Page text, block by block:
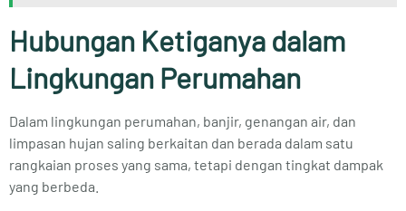
Hubungan Ketiganya dalam
Lingkungan Perumahan
Dalam lingkungan perumahan, banjir, genangan air, dan
limpasan hujan saling berkaitan dan berada dalam satu
rangkaian proses yang sama, tetapi dengan tingkat dampak
yang berbeda.